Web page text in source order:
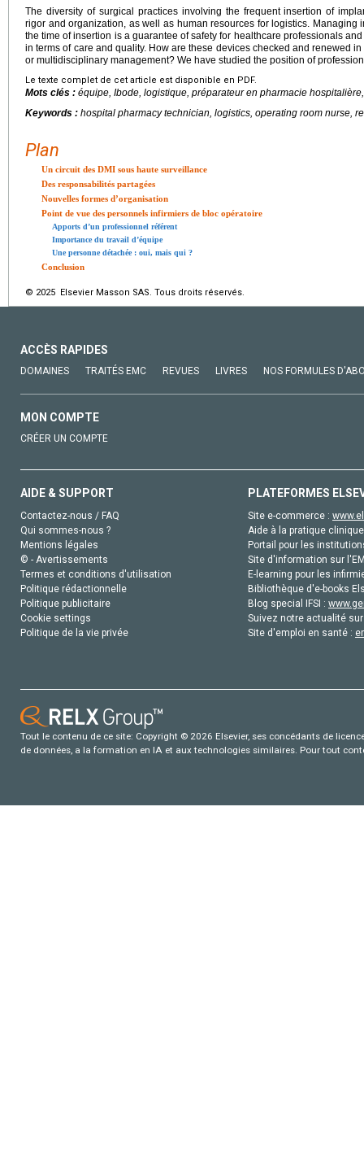
The diversity of surgical practices involving the frequent insertion of
rigor and organization, as well as human resources for logistics. Managing
the time of insertion is a guarantee of safety for healthcare professionals
in terms of care and quality. How are these devices checked and renewed
or multidisciplinary management? We have studied the position of
Le texte complet de cet article est disponible en PDF.
Mots clés : équipe, Ibode, logistique, préparateur en pharmacie
Keywords : hospital pharmacy technician, logistics, operating room nurse,
Plan
Un circuit des DMI sous haute surveillance
Des responsabilités partagées
Nouvelles formes d’organisation
Point de vue des personnels infirmiers de bloc opératoire
Apports d’un professionnel référent
Importance du travail d’équipe
Une personne détachée : oui, mais qui ?
Conclusion
© 2025 Elsevier Masson SAS. Tous droits réservés.
ACCÈS RAPIDES
DOMAINES TRAITÉS EMC REVUES LIVRES NOS FORMULES
MON COMPTE
CRÉER UN COMPTE
AIDE & SUPPORT
Contactez-nous / FAQ
Qui sommes-nous ?
Mentions légales
© - Avertissements
Termes et conditions d'utilisation
Politique rédactionnelle
Politique publicitaire
Cookie settings
Politique de la vie privée
PLATEFORMES
Site e-commerce :
Aide à la pratique
Portail pour les
Site d'information sur
E-learning pour les
Bibliothèque d'e-books
Blog special IFSI :
Suivez notre actualité
Site d'emploi en santé :
Tout le contenu de ce site: Copyright © 2026 Elsevier, ses concédants de
de données, a la formation en IA et aux technologies similaires. Pour tout